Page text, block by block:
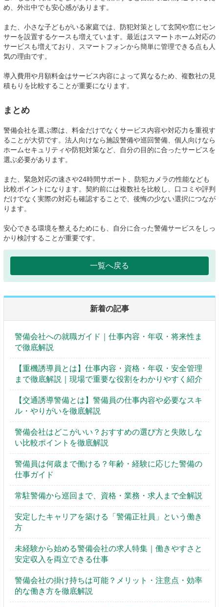
め、外出中でも安心感があります。
また、小さな子どもがいる家庭では、防犯対策として玄関や窓にセン
サーを設置するケースも増えています。最近はスマートホーム対応の
サービスも増えており、スマートフォンから簡単に管理できる点も人
気の理由です。
導入費用や月額料金はサービス内容によって異なるため、複数社の見
積もりを比較することが重要になります。
まとめ
警備会社を選ぶ際は、料金だけでなくサービス内容や対応力を重視す
ることが大切です。法人向けなら施設警備や巡回警備、個人向けなら
ホームセキュリティや防犯対策など、自分の目的に合ったサービスを
選ぶ必要があります。
また、緊急対応の速さや24時間サポート、防犯カメラの性能なども
比較ポイントになります。契約前には複数社を比較し、口コミや評判
だけでなく実際の対応も確認することで、後悔の少ない選択につなが
ります。
安心できる環境を整えるためにも、自分に合った警備サービスをしっ
かり検討することが重要です。
一覧へ戻る
新着の記事
警備会社への就職ガイド｜仕事内容・年収・将来性ま
で徹底解説
【重機誘導員とは】仕事内容・資格・年収・安全管理
まで徹底解説｜現場で重要な役割をわかりやすく紹介
【交通誘導警備とは】警備員の仕事内容や必要なスキ
ル・やりがいを徹底解説
警備会社はどこがいい？おすすめの選び方と失敗しな
い比較ポイントを徹底解説
警備員は何歳まで働ける？年齢・経験に応じた警備の
仕事ガイド
常駐警備から巡回まで、資格・業務・求人まで全解説
安定したキャリアを築ける「警備正社員」という働き
方
未経験から始める警備会社の求人特集｜働きやすさと
安定収入を両立できる仕事
警備会社の掛け持ちは可能？メリット・注意点・効率
的な働き方を徹底解説